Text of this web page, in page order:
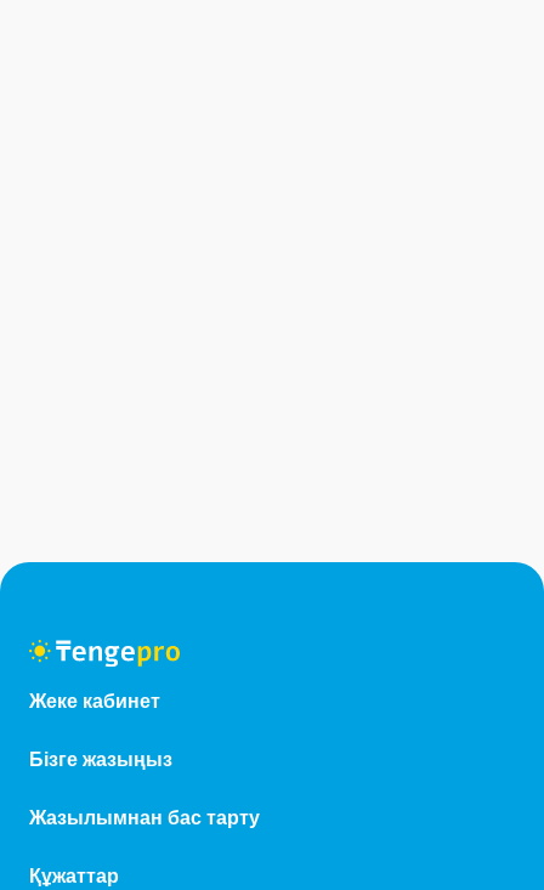
Жеке кабинет
Бізге жазыңыз
Жазылымнан бас тарту
Құжаттар